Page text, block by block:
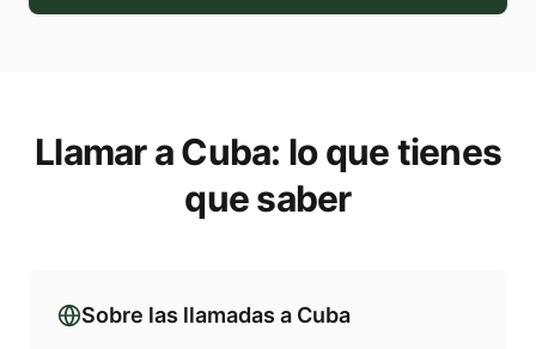
Llamar aCuba: lo que tienes
que saber
Sobre las llamadas a Cuba